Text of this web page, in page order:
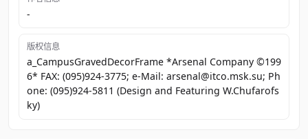
-
版权信息
a_CampusGravedDecorFrame *Arsenal Company ©199
6* FAX: (095)924-3775; e-Mail: arsenal@itco.msk.su; Ph
one: (095)924-5811 (Design and Featuring W.Chufarofs
ky)